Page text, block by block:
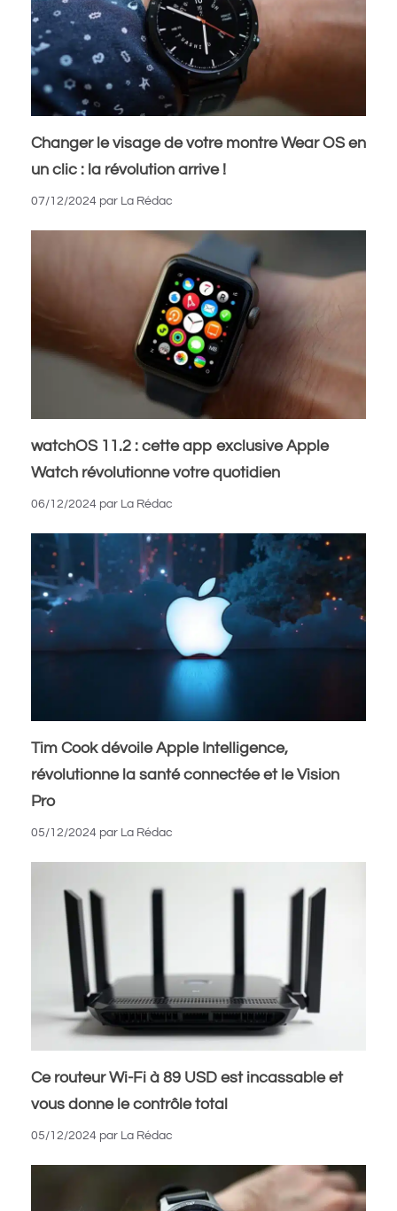
Changer le visage de votre montre Wear OS en
un clic : la révolution arrive !
07/12/2024 par La Rédac
watchOS 11.2 : cette app exclusive Apple
Watch révolutionne votre quotidien
06/12/2024 par La Rédac
Tim Cook dévoile Apple Intelligence,
révolutionne la santé connectée et le Vision
Pro
05/12/2024 par La Rédac
Ce routeur Wi-Fi à 89 USD est incassable et
vous donne le contrôle total
05/12/2024 par La Rédac